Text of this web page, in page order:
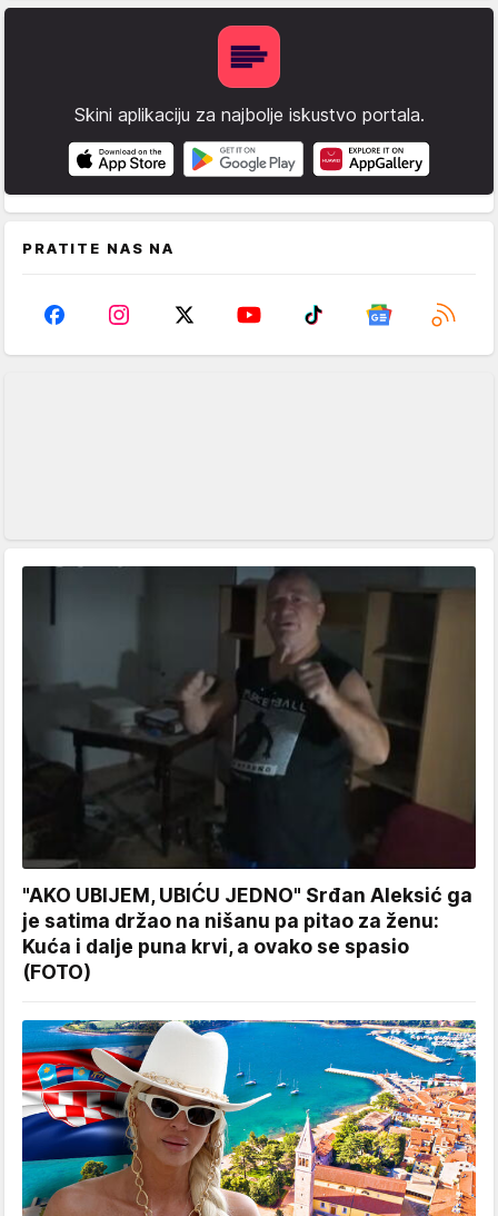
Skini aplikaciju za najbolje iskustvo portala.
PRATITE NAS NA
"AKO UBIJEM, UBIĆU JEDNO" Srđan Aleksić ga
je satima držao na nišanu pa pitao za ženu:
Kuća i dalje puna krvi, a ovako se spasio
(FOTO)